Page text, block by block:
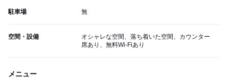
駐車場 無
空間・設備
オシャレな空間、落ち着いた空間、カウンター
席あり、無料Wi-Fiあり
メニュー